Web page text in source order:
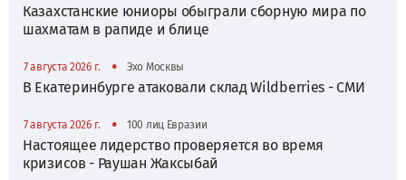
Казахстанские юниоры обыграли сборную мира по
шахматам в рапиде и блице
7 августа 2026 г. • Эхо Москвы
В Екатеринбурге атаковали склад Wildberries - СМИ
7 августа 2026 г. • 100 лиц Евразии
Настоящее лидерство проверяется во время
кризисов - Раушан Жаксыбай